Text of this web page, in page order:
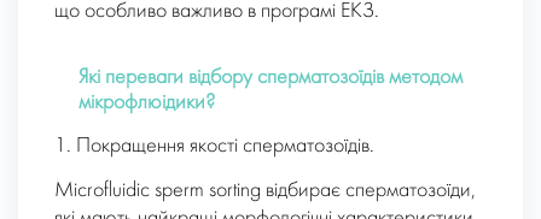
що особливо важливо в програмі ЕКЗ.
Які переваги відбору сперматозоїдів методом
мікрофлюідики?
1. Покращення якості сперматозоїдів.
Microfluidic sperm sorting відбирає сперматозоїди,